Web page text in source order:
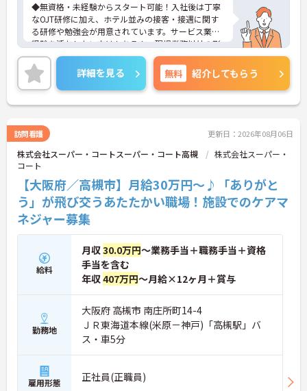
◆無資格・未経験からスタート可能！入社後は丁寧
なOJT研修に加え、ホテル並みの接客・接遇に関す
る研修や勉強会が用意されています。サービス業の
経験を活かしたい方はもちろん、現場業務以外の形
で医療・介護業界に携わりたい方にも安心のサポー
ト体制です。
◆受付やご家族の案内といった基本業務にとどまら
ず、ご入居者様向けのイベント企画・運営や、写
真・動画を使ったSNSの更新などもお任せします。
顔を引き出せるお仕事です
◆「接客・接遇手当（最大月3万円）」や「ケアマ
イスター手当（最大月2万円）」のほか、資格取得
支援制度も完備。働きながら確かなキャリアと収入
アップを目指せる環境が整っています。
詳細を見る 無料 紹介してもらう
訪問看護 更新日：2026年08月06日
株式会社スーパー・コートスーパー・コート高槻
株式会社スーパー・
コート
【大阪府／高槻市】月給30万円～♪「ありがと
う」が飛び交うあたたかい職場！施設でのケアマ
ネジャー募集
給料
月収30.0万円～業務手当＋職務手当＋資格
手当を含む
年収407万円～月給×12ヶ月＋賞与
勤務地
大阪府 高槻市 南庄所町14-4
ＪＲ東海道本線(米原－神戸)「高槻駅」バ
ス・車5分
雇用形態 正社員(正職員)